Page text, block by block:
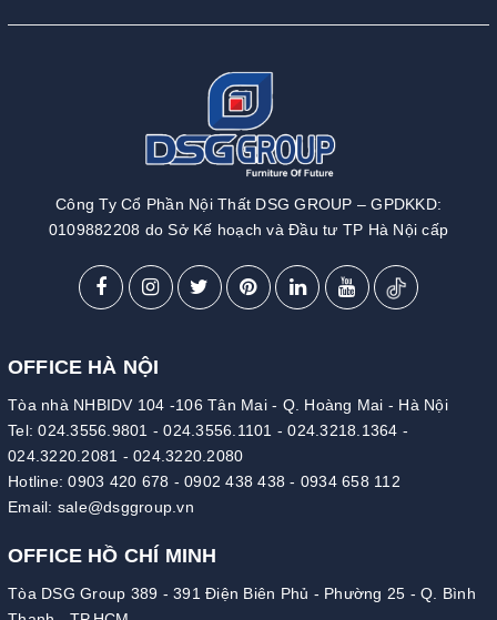
Công Ty Cổ Phần Nội Thất DSG GROUP – GPDKKD:
0109882208 do Sở Kế hoạch và Đầu tư TP Hà Nội cấp
OFFICE HÀ NỘI
Tòa nhà NHBIDV 104 -106 Tân Mai - Q. Hoàng Mai - Hà Nội
Tel:024.3556.9801 -024.3556.1101 -024.3218.1364 -
024.3220.2081 - 024.3220.2080
Hotline:0903 420 678 - 0902 438 438 - 0934 658 112
Email: sale@dsggroup.vn
OFFICE HỒ CHÍ MINH
Tòa DSG Group 389 - 391 Điện Biên Phủ - Phường 25 - Q. Bình